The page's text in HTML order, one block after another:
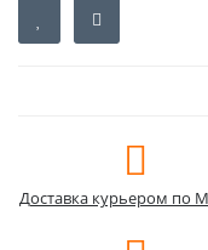
Доставка курьером по